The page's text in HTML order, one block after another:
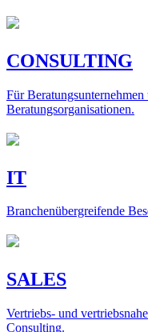
CONSULTING
Für
Beratungsorganisationen.
IT
Branchenübergreifende
SALES
Vertriebs- und
Consulting.